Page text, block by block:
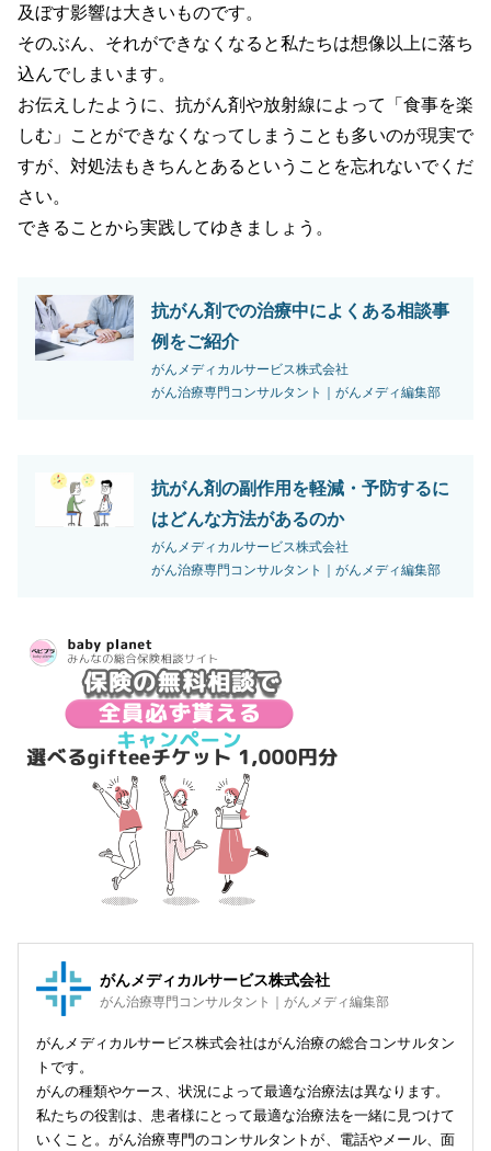
及ぼす影響は大きいものです。
そのぶん、それができなくなると私たちは想像以上に落ち
込んでしまいます。
お伝えしたように、抗がん剤や放射線によって「食事を楽
しむ」ことができなくなってしまうことも多いのが現実で
すが、対処法もきちんとあるということを忘れないでくだ
さい。
できることから実践してゆきましょう。
抗がん剤での治療中によくある相談事
例をご紹介
がんメディカルサービス株式会社
がん治療専門コンサルタント｜がんメディ編集部
抗がん剤の副作用を軽減・予防するに
はどんな方法があるのか
がんメディカルサービス株式会社
がん治療専門コンサルタント｜がんメディ編集部
がんメディカルサービス株式会社
がん治療専門コンサルタント｜がんメディ編集部
がんメディカルサービス株式会社はがん治療の総合コンサルタン
トです。
がんの種類やケース、状況によって最適な治療法は異なります。
私たちの役割は、患者様にとって最適な治療法を一緒に見つけて
いくこと。がん治療専門のコンサルタントが、電話やメール、面